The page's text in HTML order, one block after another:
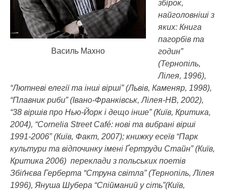
Василь Махно
збірок,
найголовніші з
яких: Книга
пагорбів та
годин”
(Тернопіль,
Лілея, 1996),
“Лютневі елегії та інші вірші” (Львів, Каменяр, 1998),
“Плавник риби” (Івано-Франківськ, Лілея-НВ, 2002),
“38 віршів про Нью-Йорк і дещо інше” (Київ, Критика,
2004), “Cornelia Street Café: нові та вибрані вірші
1991-2006” (Київ, Факт, 2007); книжку есеїв “Парк
культури та відпочинку імені Ґертруди Стайн” (Київ,
Критика 2006) переклади з польських поетів
Збіґнєва Герберта “Струна світла” (Тернопіль, Лілея
1996), Януша Шубера “Спійманий у сіть”(Київ,